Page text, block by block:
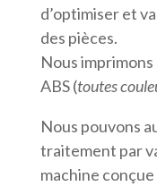
d’optimiser et
des pièces.
Nous
ABS (toutes
Nous pouvons
traitement par
machine